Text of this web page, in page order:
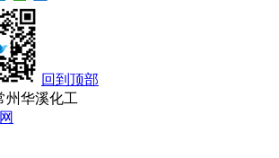
回到顶部
州华溪化工